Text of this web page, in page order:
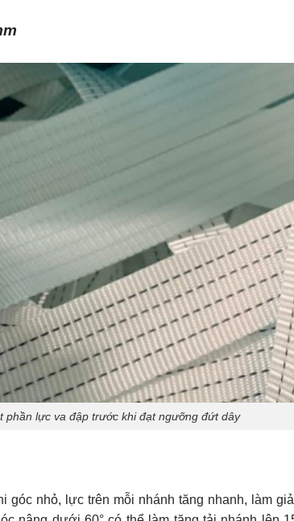
phần lực va đập trước khi đạt ngưỡng đứt dây
góc nhỏ, lực trên mỗi nhánh tăng nhanh, làm